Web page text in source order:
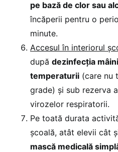
pe bază de clor sau
încăperii pentru o
minute.
Accesul în interiorul
după dezinfecția
temperaturii (care nu
grade) și sub rezerva
virozelor respiratorii.
Pe toată durata
școală, atât elevii cât
mască medicală